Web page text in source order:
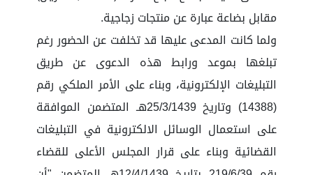
مقابل بضاعة عبارة عن منتجات زجاجية.
ولما كانت المدعى عليها قد تخلفت عن الحضور رغم
تبلغها بموعد ورابط هذه الدعوى عن طريق
التبليغات الإلكترونية، وبناء على الأمر الملكي رقم
(14388) وتاريخ 25/3/1439هـ المتضمن الموافقة
على استعمال الوسائل الالكترونية في التبليغات
القضائية وبناء على قرار المجلس الأعلى للقضاء